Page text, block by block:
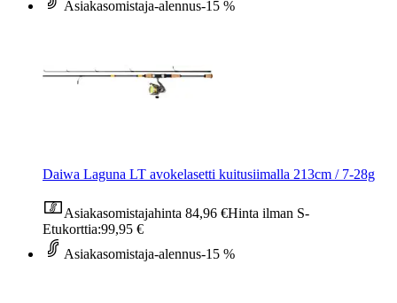
Asiakasomistaja-alennus-15 %
Daiwa Laguna LT avokelasetti kuitusiimalla 213cm / 7-28g
Asiakasomistajahinta 84,96 €Hinta ilman S-
Etukorttia:99,95 €
Asiakasomistaja-alennus-15 %